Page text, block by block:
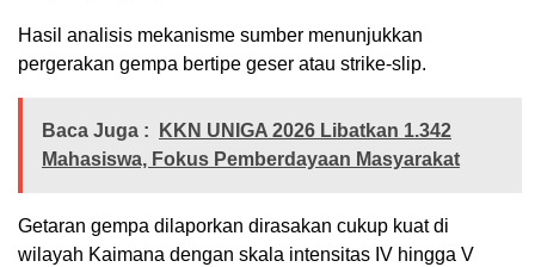
Hasil analisis mekanisme sumber menunjukkan
pergerakan gempa bertipe geser atau strike-slip.
Baca Juga :
KKN UNIGA 2026 Libatkan 1.342
Mahasiswa, Fokus Pemberdayaan Masyarakat
Getaran gempa dilaporkan dirasakan cukup kuat di
wilayah Kaimana dengan skala intensitas IV hingga V